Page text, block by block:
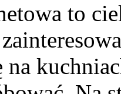
to
na